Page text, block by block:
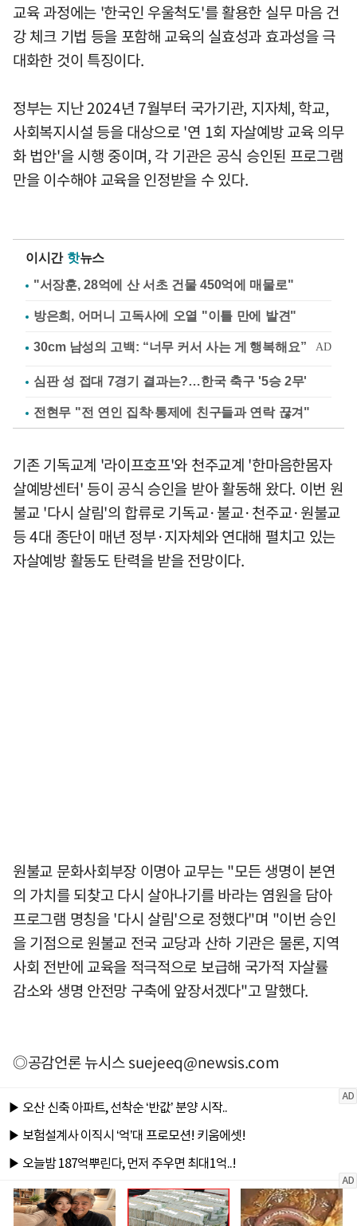
교육 과정에는 '한국인 우울척도'를 활용한 실무 마음 건
강 체크 기법 등을 포함해 교육의 실효성과 효과성을 극
대화한 것이 특징이다.
정부는 지난 2024년 7월부터 국가기관, 지자체, 학교,
사회복지시설 등을 대상으로 '연 1회 자살예방 교육 의무
화 법안'을 시행 중이며, 각 기관은 공식 승인된 프로그램
만을 이수해야 교육을 인정받을 수 있다.
이시간 핫뉴스
"서장훈, 28억에 산 서초 건물 450억에 매물로"
방은희, 어머니 고독사에 오열 "이틀 만에 발견"
심판 성 접대 7경기 결과는?…한국 축구 '5승 2무'
전현무 "전 연인 집착·통제에 친구들과 연락 끊겨"
기존 기독교계 '라이프호프'와 천주교계 '한마음한몸자
살예방센터' 등이 공식 승인을 받아 활동해 왔다. 이번 원
불교 '다시 살림'의 합류로 기독교·불교·천주교·원불교
등 4대 종단이 매년 정부·지자체와 연대해 펼치고 있는
자살예방 활동도 탄력을 받을 전망이다.
원불교 문화사회부장 이명아 교무는 "모든 생명이 본연
의 가치를 되찾고 다시 살아나기를 바라는 염원을 담아
프로그램 명칭을 '다시 살림'으로 정했다"며 "이번 승인
을 기점으로 원불교 전국 교당과 산하 기관은 물론, 지역
사회 전반에 교육을 적극적으로 보급해 국가적 자살률
감소와 생명 안전망 구축에 앞장서겠다"고 말했다.
◎공감언론 뉴시스suejeeq@newsis.com